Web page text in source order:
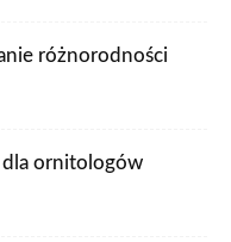
różnorodności
dla ornitologów